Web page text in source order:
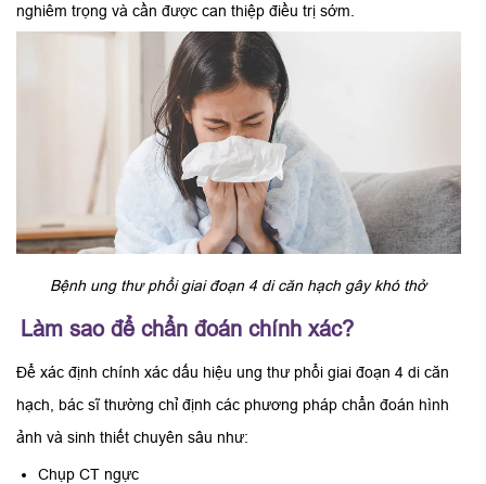
nghiêm trọng và cần được can thiệp điều trị sớm.
Bệnh ung thư phổi giai đoạn 4 di căn hạch gây khó thở
Làm sao để chẩn đoán chính xác?
Để xác định chính xác dấu hiệu ung thư phổi giai đoạn 4 di căn
hạch, bác sĩ thường chỉ định các phương pháp chẩn đoán hình
ảnh và sinh thiết chuyên sâu như:
Chụp CT ngực